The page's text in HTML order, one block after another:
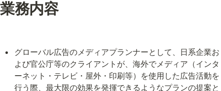
業務内容
グローバル広告のメディアプランナーとして、日系企業お
よび官公庁等のクライアントが、海外でメディア（インタ
ーネット・テレビ・屋外・印刷等）を使用した広告活動を
行う際、最大限の効果を発揮できるようなプランの提案と